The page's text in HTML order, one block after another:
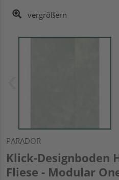
vergrößern
PARADOR
Klick-Designboden
Fliese - Modular